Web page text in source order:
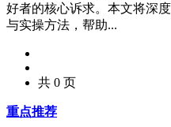
好者的核心诉求。本文将深
与实操方法，帮助...
共 0 页
重点推荐